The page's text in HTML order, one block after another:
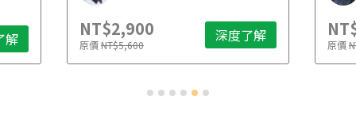
解 NT$2,900
原價NT$5,600 深度了解 原價